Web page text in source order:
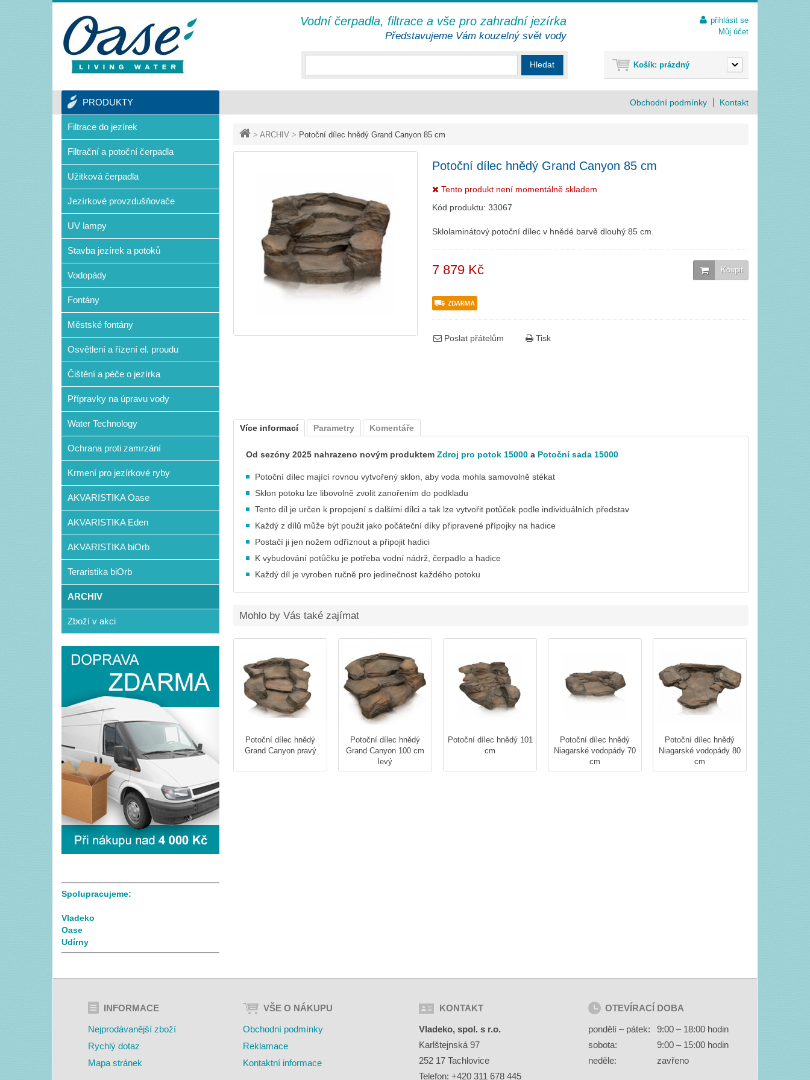
> ARCHIV > Potoční dílec hnědý Grand Canyon 85 cm
Potoční dílec hnědý Grand Canyon 85 cm
Tento produkt není momentálně skladem
Kód produktu: 33067
Sklolaminátový potoční dílec v hnědé barvě dlouhý 85 cm.
7 879 Kč Koupit
Poslat přátelům Tisk
Více informací Parametry Komentáře
Od sezóny 2025 nahrazeno novým produktem Zdroj pro potok 15000 a Potoční sada 15000
Potoční dílec mající rovnou vytvořený sklon, aby voda mohla samovolně stékat
Sklon potoku lze libovolně zvolit zanořením do podkladu
Tento díl je určen k propojení s dalšími dílci a tak lze vytvořit potůček podle individuálních představ
Každý z dílů může být použit jako počáteční díky připravené přípojky na hadice
Postačí ji jen nožem odříznout a připojit hadici
K vybudování potůčku je potřeba vodní nádrž, čerpadlo a hadice
Každý díl je vyroben ručně pro jedinečnost každého potoku
Mohlo by Vás také zajímat
Potoční dílec hnědý
Grand Canyon pravý
Potoční dílec hnědý
Grand Canyon 100 cm
levý
Potoční dílec hnědý 101
cm
Potoční dílec hnědý
Niagarské vodopády 70
cm
Potoční dílec hnědý
Niagarské vodopády 80
cm
PRODUKTY
Filtrace do jezírek
Filtrační a potoční čerpadla
Užitková čerpadla
Jezírkové provzdušňovače
UV lampy
Stavba jezírek a potoků
Vodopády
Fontány
Městské fontány
Osvětlení a řízení el. proudu
Čištění a péče o jezírka
Přípravky na úpravu vody
Water Technology
Ochrana proti zamrzání
Krmení pro jezírkové ryby
AKVARISTIKA Oase
AKVARISTIKA Eden
AKVARISTIKA biOrb
Teraristika biOrb
ARCHIV
Zboží v akci
Spolupracujeme:
Vladeko
Oase
Udírny
Obchodní podmínky Kontakt
Hledat
přihlásit se
Můj účet
Košík: prázdný
Vodní čerpadla, filtrace a vše pro zahradní jezírka
Představujeme Vám kouzelný svět vody
INFORMACE
Nejprodávanější zboží
Rychlý dotaz
Mapa stránek
VŠE O NÁKUPU
Obchodní podmínky
Reklamace
Kontaktní informace
KONTAKT
Vladeko, spol. s r.o.
Karlštejnská 97
252 17 Tachlovice
Telefon: +420 311 678 445
OTEVÍRACÍ DOBA
pondělí – pátek:
9:00 – 18:00 hodin
sobota:
9:00 – 15:00 hodin
neděle:
zavřeno